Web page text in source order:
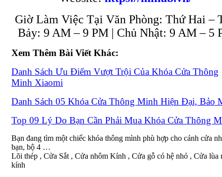
Giờ Làm Việc Tại Văn Phòng: Thứ Hai –
Bảy: 9 AM – 9 PM | Chủ Nhật: 9 AM – 5
Xem Thêm Bài Viết Khác:
Danh Sách Ưu Điểm Vượt Trội Của Khóa Cửa Thông
Minh Xiaomi
Danh Sách 05 Khóa Cửa Thông Minh Hiện Đại, Bảo
Top 09 Lý Do Bạn Cần Phải Mua Khóa Cửa Thông
Bạn đang tìm một chiếc khóa thông mình phù hợp cho cánh cửa
bạn, bộ 4 …
Lõi thép , Cửa Sắt , Cửa nhôm Kính , Cửa gỗ có hệ nhỏ , Cửa lùa
kính